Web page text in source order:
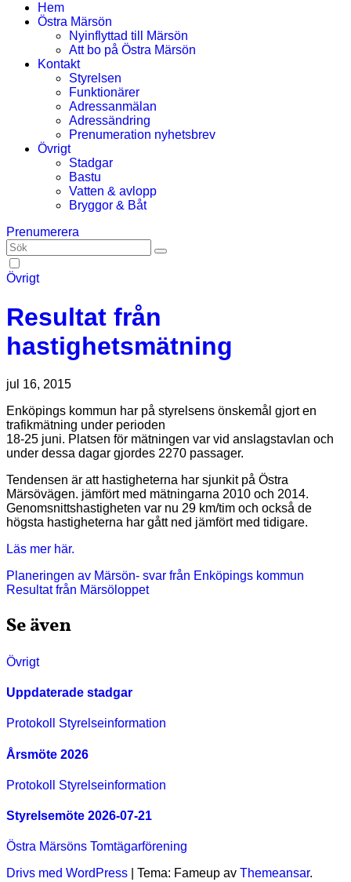
Hem
Östra Märsön
Nyinflyttad till Märsön
Att bo på Östra Märsön
Kontakt
Styrelsen
Funktionärer
Adressanmälan
Adressändring
Prenumeration nyhetsbrev
Övrigt
Stadgar
Bastu
Vatten & avlopp
Bryggor & Båt
Prenumerera
Övrigt
Resultat från
hastighetsmätning
jul 16, 2015
Enköpings kommun har på styrelsens önskemål gjort en
trafikmätning under perioden
18-25 juni. Platsen för mätningen var vid anslagstavlan och
under dessa dagar gjordes 2270 passager.
Tendensen är att hastigheterna har sjunkit på Östra
Märsövägen. jämfört med mätningarna 2010 och 2014.
Genomsnittshastigheten var nu 29 km/tim och också de
högsta hastigheterna har gått ned jämfört med tidigare.
Läs mer här.
Inläggsnavigering
Planeringen av Märsön- svar från Enköpings kommun
Resultat från Märsöloppet
Se även
Övrigt
Uppdaterade stadgar
Protokoll Styrelseinformation
Årsmöte 2026
Protokoll Styrelseinformation
Styrelsemöte 2026-07-21
Östra Märsöns Tomtägarförening
Drivs med WordPress
Tema: Fameup av Themeansar.